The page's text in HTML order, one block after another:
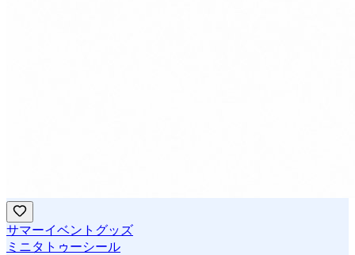
サマーイベントグッズ
ミニタトゥーシール